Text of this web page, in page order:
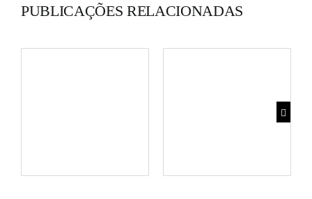
PUBLICAÇÕES RELACIONADAS